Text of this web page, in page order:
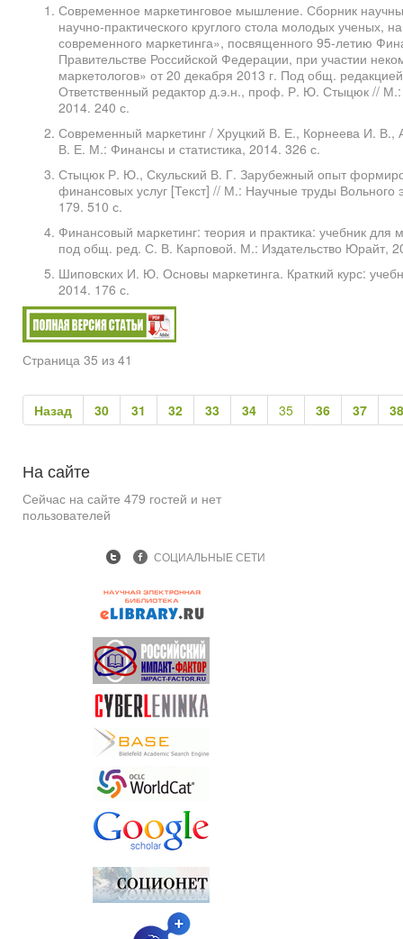
Современное маркетинговое мышление. Сборник
научно-практического круглого стола молодых ученых,
современного маркетинга», посвященного 95-летию
Правительстве Российской Федерации, при участии
маркетологов» от 20 декабря 2013 г. Под общ.
Ответственный редактор д.э.н., проф. Р. Ю. Стыцюк // М.:
2014. 240 с.
Современный маркетинг / Хруцкий В. Е., Корнеева И. В.,
В. Е. М.: Финансы и статистика, 2014. 326 с.
Стыцюк Р. Ю., Скульский В. Г. Зарубежный опыт
финансовых услуг [Текст] // М.: Научные труды Вольного
179. 510 с.
Финансовый маркетинг: теория и практика: учебник
под общ. ред. С. В. Карповой. М.: Издательство Юрайт,
Шиповских И. Ю. Основы маркетинга. Краткий курс:
2014. 176 с.
Страница 35 из 41
Назад 30 31 32 33 34 35 36 37 38
На сайте
Сейчас на сайте 479 гостей и нет
пользователей
СОЦИАЛЬНЫЕ СЕТИ